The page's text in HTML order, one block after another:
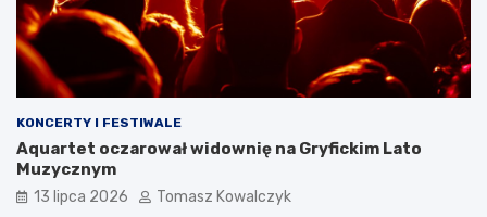
KONCERTY I FESTIWALE
Aquartet oczarował widownię na Gryfickim Lato
Muzycznym
13 lipca 2026 Tomasz Kowalczyk